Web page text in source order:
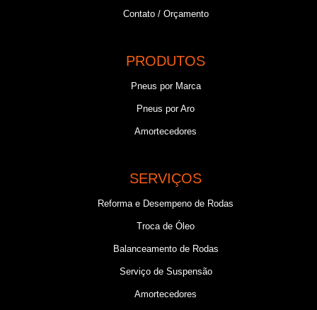
Contato / Orçamento
PRODUTOS
Pneus por Marca
Pneus por Aro
Amortecedores
SERVIÇOS
Reforma e Desempeno de Rodas
Troca de Óleo
Balanceamento de Rodas
Serviço de Suspensão
Amortecedores